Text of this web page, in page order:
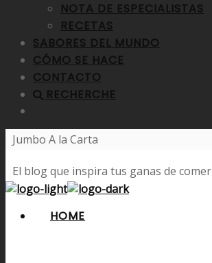
NOTA DE ESPECIALISTAS
RECETAS
SABORES DEL MUNDO
CÓMO SE HACE
CONTACTO
RECHERCHE
Jumbo A la Carta
El blog que inspira tus ganas de comer
HOME